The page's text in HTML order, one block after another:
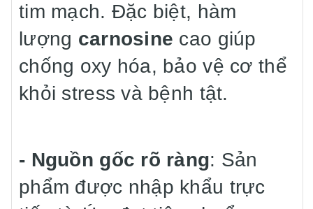
tim mạch. Đặc biệt, hàm
lượng carnosine cao giúp
chống oxy hóa, bảo vệ cơ thể
khỏi stress và bệnh tật.
- Nguồn gốc rõ ràng: Sản
phẩm được nhập khẩu trực